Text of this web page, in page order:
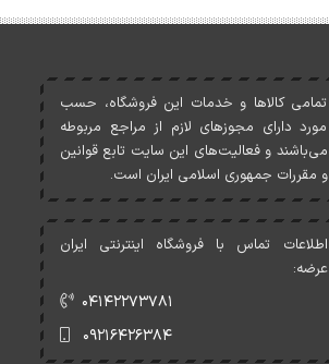
تمامی کالاها و خدمات اين فروشگاه، حسب
مورد دارای مجوزهای لازم از مراجع مربوطه
می‌باشند و فعاليت‌های اين سايت تابع قوانين
و مقررات جمهوری اسلامی ايران است.
اطلاعات تماس با فروشگاه اینترنتی ایران
عرضه:
۰۴۱۴۲۲۷۳۷۸۱
۰۹۲۱۶۴۲۶۳۸۴